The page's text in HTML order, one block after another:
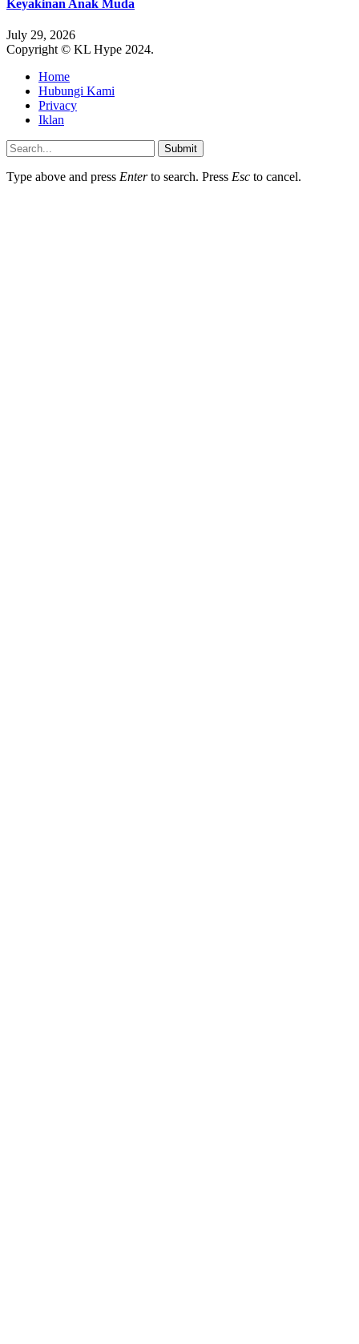
Keyakinan Anak Muda
July 29, 2026
Copyright © KL Hype 2024.
Home
Hubungi Kami
Privacy
Iklan
Submit
Type above and press Enterto search. Press Esc to cancel.